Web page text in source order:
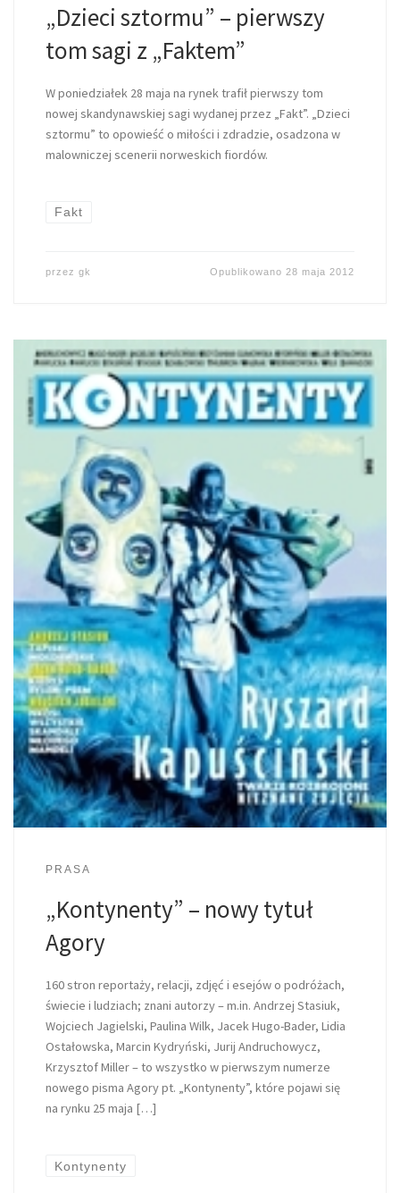
„Dzieci sztormu” – pierwszy
tom sagi z „Faktem”
W poniedziałek 28 maja na rynek trafił pierwszy tom
nowej skandynawskiej sagi wydanej przez „Fakt”. „Dzieci
sztormu” to opowieść o miłości i zdradzie, osadzona w
malowniczej scenerii norweskich fiordów.
Fakt
przez gk Opublikowano28 maja 2012
PRASA
„Kontynenty” – nowy tytuł
Agory
160 stron reportaży, relacji, zdjęć i esejów o podróżach,
świecie i ludziach; znani autorzy – m.in. Andrzej Stasiuk,
Wojciech Jagielski, Paulina Wilk, Jacek Hugo-Bader, Lidia
Ostałowska, Marcin Kydryński, Jurij Andruchowycz,
Krzysztof Miller – to wszystko w pierwszym numerze
nowego pisma Agory pt. „Kontynenty”, które pojawi się
na rynku 25 maja […]
Kontynenty